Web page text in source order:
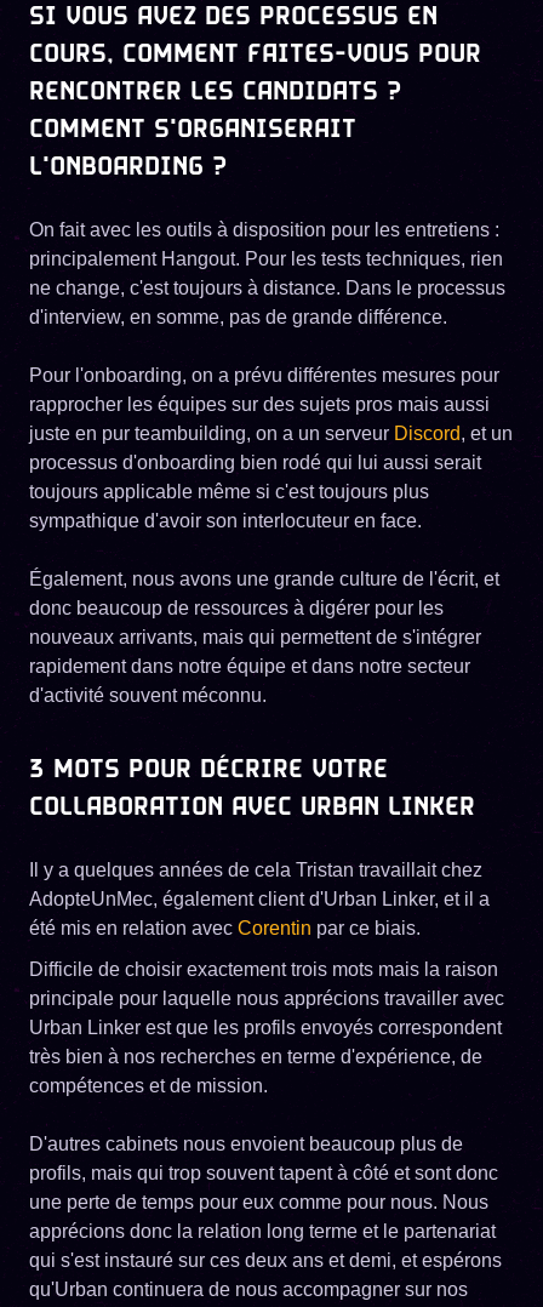
SI VOUS AVEZ DES PROCESSUS EN
COURS, COMMENT FAITES-VOUS POUR
RENCONTRER LES CANDIDATS ?
COMMENT S'ORGANISERAIT
L'ONBOARDING ?
On fait avec les outils à disposition pour les entretiens :
principalement Hangout. Pour les tests techniques, rien
ne change, c'est toujours à distance. Dans le processus
d'interview, en somme, pas de grande différence.
Pour l'onboarding, on a prévu différentes mesures pour
rapprocher les équipes sur des sujets pros mais aussi
juste en pur teambuilding, on a un serveur Discord, et un
processus d'onboarding bien rodé qui lui aussi serait
toujours applicable même si c'est toujours plus
sympathique d'avoir son interlocuteur en face.
Également, nous avons une grande culture de l'écrit, et
donc beaucoup de ressources à digérer pour les
nouveaux arrivants, mais qui permettent de s'intégrer
rapidement dans notre équipe et dans notre secteur
d'activité souvent méconnu.
3 MOTS POUR DÉCRIRE VOTRE
COLLABORATION AVEC URBAN LINKER
Il y a quelques années de cela Tristan travaillait chez
AdopteUnMec, également client d'Urban Linker, et il a
été mis en relation avec Corentin par ce biais.
Difficile de choisir exactement trois mots mais la raison
principale pour laquelle nous apprécions travailler avec
Urban Linker est que les profils envoyés correspondent
très bien à nos recherches en terme d'expérience, de
compétences et de mission.
D'autres cabinets nous envoient beaucoup plus de
profils, mais qui trop souvent tapent à côté et sont donc
une perte de temps pour eux comme pour nous. Nous
apprécions donc la relation long terme et le partenariat
qui s'est instauré sur ces deux ans et demi, et espérons
qu'Urban continuera de nous accompagner sur nos